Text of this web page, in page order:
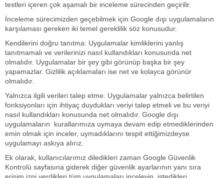
testleri içeren çok aşamalı bir inceleme sürecinden geçirilir.
İnceleme sürecimizden geçebilmek için Google dışı uygulamaların
karşılaması gereken iki temel gereklilik söz konusudur.
Kendilerini doğru tanıtma: Uygulamalar kimliklerini yanlış
tanıtmamalı ve verilerinizi nasıl kullandıkları konusunda net
olmalıdır. Uygulamalar bir şey gibi görünüp başka bir şey
yapamazlar. Gizlilik açıklamaları ise net ve kolayca görünür
olmalıdır.
Yalnızca ilgili verileri talep etme: Uygulamalar yalnızca belirtilen
fonksiyonları için ihtiyaç duydukları veriyi talep etmeli ve bu veriyi
nasıl kullandıkları konusunda net olmalıdır. Google dışı
uygulamaların kurallarımıza uymaya devam edip etmediklerinden
emin olmak için inceler, uymadıklarını tespit ettiğimizdeyse
uygulamayı askıya alırız.
Ek olarak, kullanıcılarımız diledikleri zaman Google Güvenlik
Kontrolü sayfasına giderek diğer güvenlik ayarlarının yanı sıra